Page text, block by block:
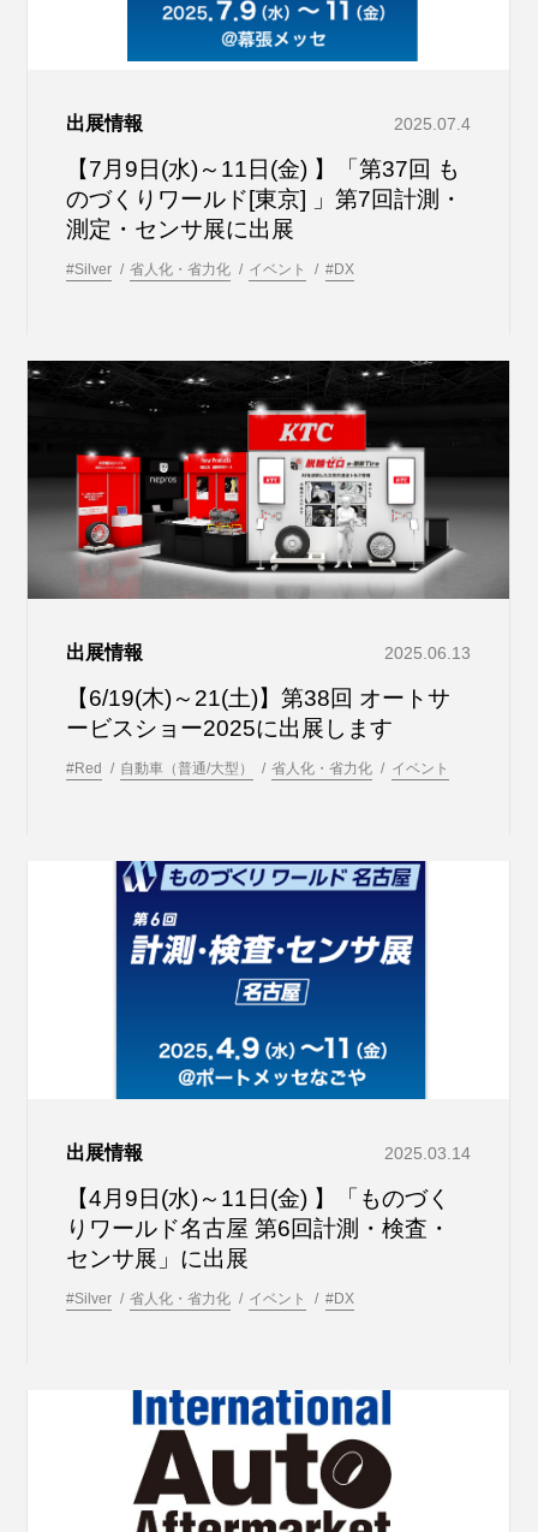
出展情報 2025.07.4
【7月9日(水)～11日(金) 】「第37回 も
のづくりワールド[東京] 」第7回計測・
測定・センサ展に出展
#Silver 省人化・省力化 イベント #DX
出展情報 2025.06.13
【6/19(木)～21(土)】第38回 オートサ
ービスショー2025に出展します
#Red 自動車（普通/大型） 省人化・省力化 イベント
出展情報 2025.03.14
【4月9日(水)～11日(金) 】「ものづく
りワールド名古屋 第6回計測・検査・
センサ展」に出展
#Silver 省人化・省力化 イベント #DX